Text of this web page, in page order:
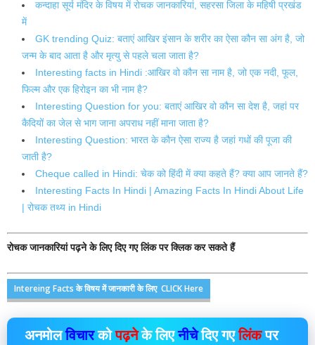
कन्दाहा सूर्य मंदिर के विषय में रोचक जानकारियां, सहरसा जिला के महिषी प्रखंड
में
GK trending Quiz: बताएं आखिर इंसान के शरीर का ऐसा कौन सा अंग है, जो
जन्म के बाद आता है और मृत्यु से पहले चला जाता है?
Interesting facts in Hindi :आखिर वो कौन सा नाम है, जो एक नदी, फूल,
फिल्म और एक हिरोइन का भी नाम है?
Interesting Question for you: बताएं आखिर वो कौन सा देश है, जहां पर
कैदियों का जेल से भाग जाना अपराध नहीं माना जाता है?
Interesting Question: भारत के कौन ऐसा राज्य है जहां गधों की पूजा की
जाती है?
Cheque called in Hindi: चेक को हिंदी में क्या कहते हैं? क्या आप जानते हैं?
Interesting Facts In Hindi | Amazing Facts In Hindi About Life
| रोचक तथ्य in Hindi
रोचक जानकारियां पढ़ने के लिए दिए गए लिंक पर क्लिक कर सकते हैं
Intereing Facts के विषय में जानकारी के लिए CLICK Here
अनमोलविचारकोपढ़नेके लिएनीचेदिए गएलिंकपर